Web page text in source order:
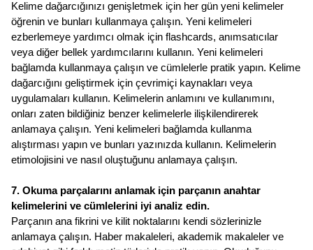
Kelime dağarcığınızı genişletmek için her gün yeni kelimeler
öğrenin ve bunları kullanmaya çalışın. Yeni kelimeleri
ezberlemeye yardımcı olmak için flashcards, anımsatıcılar
veya diğer bellek yardımcılarını kullanın. Yeni kelimeleri
bağlamda kullanmaya çalışın ve cümlelerle pratik yapın. Kelime
dağarcığını geliştirmek için çevrimiçi kaynakları veya
uygulamaları kullanın. Kelimelerin anlamını ve kullanımını,
onları zaten bildiğiniz benzer kelimelerle ilişkilendirerek
anlamaya çalışın. Yeni kelimeleri bağlamda kullanma
alıştırması yapın ve bunları yazınızda kullanın. Kelimelerin
etimolojisini ve nasıl oluştuğunu anlamaya çalışın.
7. Okuma parçalarını anlamak için parçanın anahtar
kelimelerini ve cümlelerini iyi analiz edin.
Parçanın ana fikrini ve kilit noktalarını kendi sözlerinizle
anlamaya çalışın. Haber makaleleri, akademik makaleler ve